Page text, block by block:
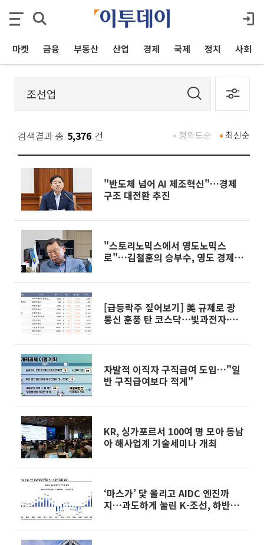
마켓 금융 부동산 산업 경제 국제 정치 사회
검색결과 총 5,376 건 최신순
정확도순
"반도체 넘어 AI 제조혁신"…경제
구조 대전환 추진
"스토리노믹스에서 영도노믹스
로"…김철훈의 승부수, 영도 경제
[급등락주 짚어보기] 美 규제로 광
통신 훈풍 탄 코스닥⋯빛과전자·오
자발적 이직자 구직급여 도입…"일
반 구직급여보다 적게"
KR, 싱가포르서 100여 명 모아 동남
아 해사업계 기술세미나 개최
‘마스가’ 닻 올리고 AIDC 엔진까
지…과도하게 눌린 K-조선, 하반기